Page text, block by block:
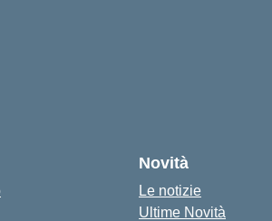
Novità
Le notizie
Ultime Novità